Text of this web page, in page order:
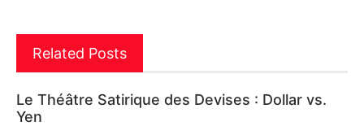
Related Posts
Le Théâtre Satirique des Devises : Dollar vs.
Yen